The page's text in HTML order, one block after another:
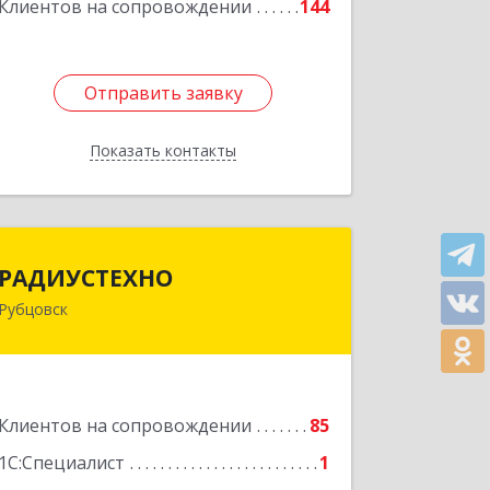
Клиентов на сопровождении 144
Отправить заявку
Показать контакты
Отправить заявку
Назад
РАДИУСТЕХНО
Рубцовск
Клиентов на сопровождении
85
1С:Специалист
1
658225, Алтайский край, Рубцовск г,